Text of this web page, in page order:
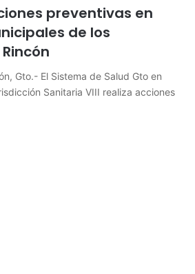
preventivas en
de los
Gto.- El Sistema de Salud Gto en
Sanitaria VIII realiza acciones